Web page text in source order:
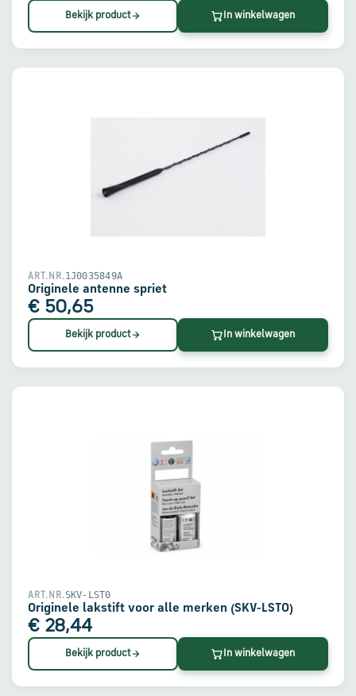
Bekijk product In winkelwagen
ART.NR.1J0035849A
Originele antenne spriet
€ 50,65
Bekijk product In winkelwagen
ART.NR.SKV-LST0
Originele lakstift voor alle merken (SKV-LST0)
€ 28,44
Bekijk product In winkelwagen